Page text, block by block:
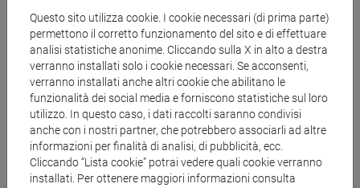
E DELL'AFRICA MEDITERRANEA - Laurea
medio oriente e africa/eurasia/giappone/cina/
corea/subcontinente indiano/cina / giappone/
corea
Mutua da
Questo sito utilizza cookie. I cookie necessari (di prima parte)
permettono il corretto funzionamento del sito e di effettuare
analisi statistiche anonime. Cliccando sulla X in alto a destra
verranno installati solo i cookie necessari. Se acconsenti,
verranno installati anche altri cookie che abilitano le
funzionalità dei social media e forniscono statistiche sul loro
utilizzo. In questo caso, i dati raccolti saranno condivisi
anche con i nostri partner, che potrebbero associarli ad altre
informazioni per finalità di analisi, di pubblicità, ecc.
Cliccando “Lista cookie” potrai vedere quali cookie verranno
installati. Per ottenere maggiori informazioni consulta